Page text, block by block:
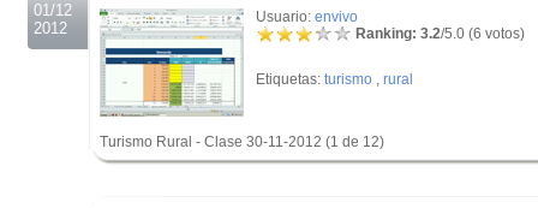
01/12
2012
Usuario: envivo
Ranking: 3.2/5.0 (6 votos)
Etiquetas: turismo , rural
Turismo Rural - Clase 30-11-2012 (1 de 12)